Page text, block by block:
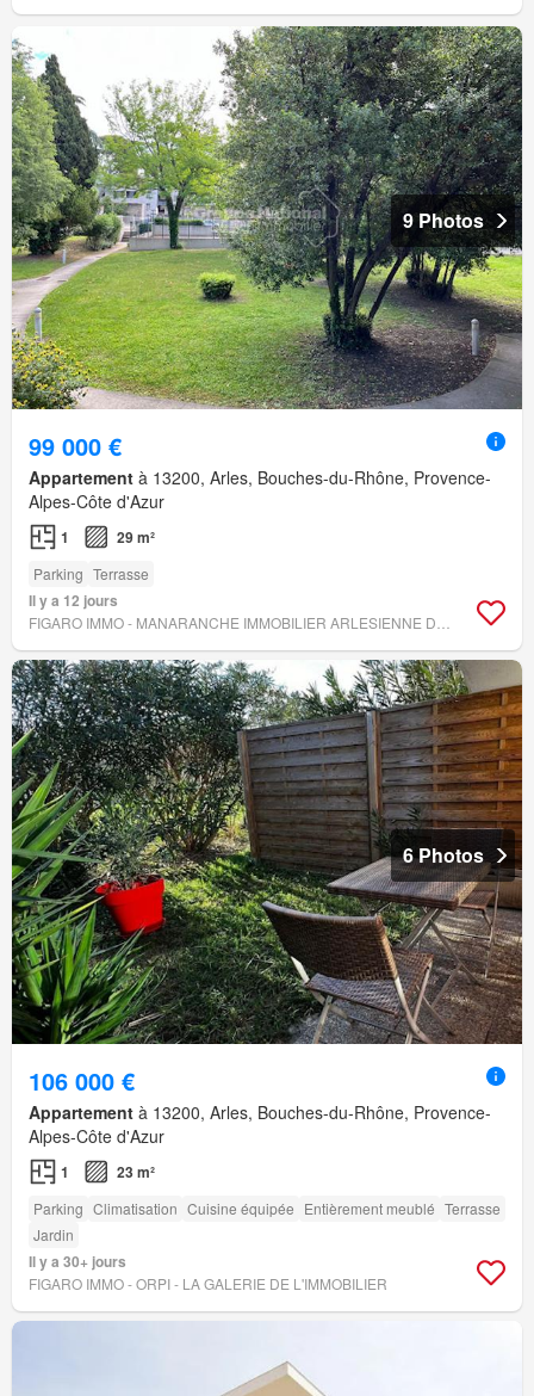
9 Photos
99 000 €
Appartement à 13200, Arles, Bouches-du-Rhône, Provence-
Alpes-Côte d'Azur
1 29 m²
Parking Terrasse
Il y a 12 jours
6 Photos
106 000 €
Appartement à 13200, Arles, Bouches-du-Rhône, Provence-
Alpes-Côte d'Azur
1 23 m²
Parking Climatisation Cuisine équipée Entièrement meublé Terrasse
Jardin
Il y a 30+ jours
FIGARO IMMO - ORPI - LA GALERIE DE L'IMMOBILIER